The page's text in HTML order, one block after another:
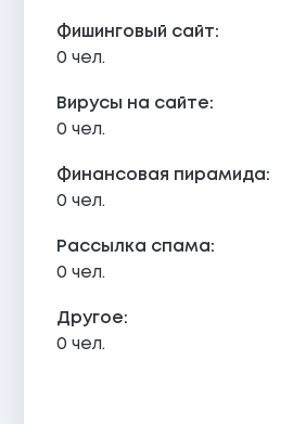
Фишинговый сайт:
0 чел.
Вирусы на сайте:
0 чел.
Финансовая пирамида:
0 чел.
Рассылка спама:
0 чел.
Другое:
0 чел.